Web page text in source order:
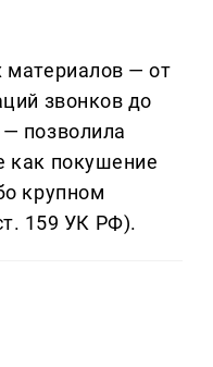
материалов — от
звонков до
позволила
как покушение
крупном
159 УК РФ).